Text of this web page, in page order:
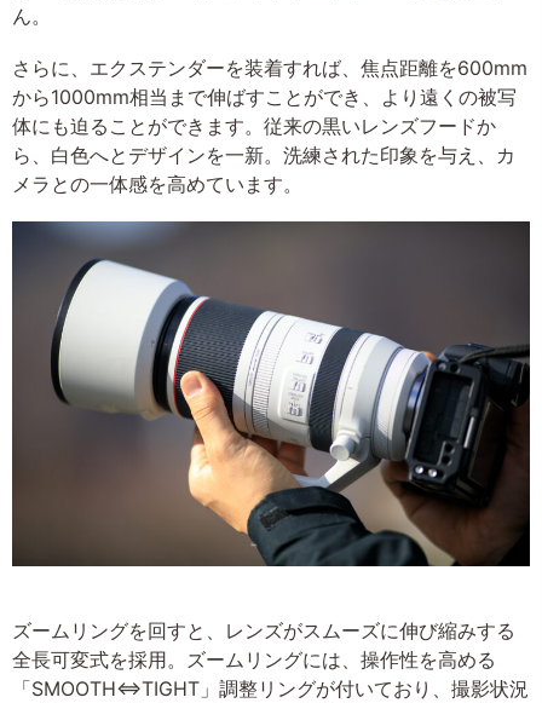
ん。
さらに、エクステンダーを装着すれば、焦点距離を600mm
から1000mm相当まで伸ばすことができ、より遠くの被写
体にも迫ることができます。従来の黒いレンズフードか
ら、白色へとデザインを一新。洗練された印象を与え、カ
メラとの一体感を高めています。
ズームリングを回すと、レンズがスムーズに伸び縮みする
全長可変式を採用。ズームリングには、操作性を高める
「SMOOTH⇔TIGHT」調整リングが付いており、撮影状況